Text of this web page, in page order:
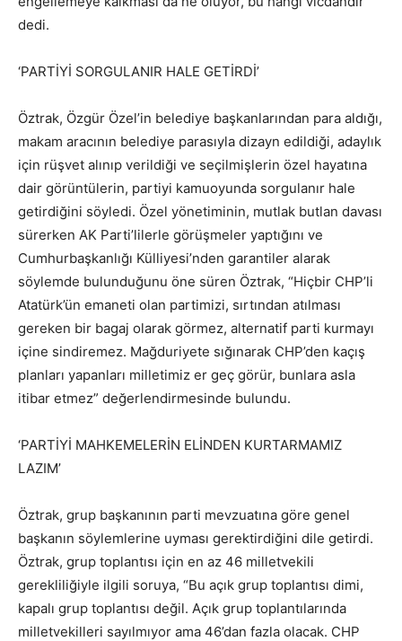
dedi.
‘PARTİYİ SORGULANIR HALE GETİRDİ’
Öztrak, Özgür Özel’in belediye başkanlarından para aldığı,
makam aracının belediye parasıyla dizayn edildiği, adaylık
için rüşvet alınıp verildiği ve seçilmişlerin özel hayatına
dair görüntülerin, partiyi kamuoyunda sorgulanır hale
getirdiğini söyledi. Özel yönetiminin, mutlak butlan davası
sürerken AK Parti’lilerle görüşmeler yaptığını ve
Cumhurbaşkanlığı Külliyesi’nden garantiler alarak
söylemde bulunduğunu öne süren Öztrak, “Hiçbir CHP’li
Atatürk’ün emaneti olan partimizi, sırtından atılması
gereken bir bagaj olarak görmez, alternatif parti kurmayı
içine sindiremez. Mağduriyete sığınarak CHP’den kaçış
planları yapanları milletimiz er geç görür, bunlara asla
itibar etmez” değerlendirmesinde bulundu.
‘PARTİYİ MAHKEMELERİN ELİNDEN KURTARMAMIZ
LAZIM’
Öztrak, grup başkanının parti mevzuatına göre genel
başkanın söylemlerine uyması gerektirdiğini dile getirdi.
Öztrak, grup toplantısı için en az 46 milletvekili
gerekliliğiyle ilgili soruya, “Bu açık grup toplantısı dimi,
kapalı grup toplantısı değil. Açık grup toplantılarında
milletvekilleri sayılmıyor ama 46’dan fazla olacak. CHP